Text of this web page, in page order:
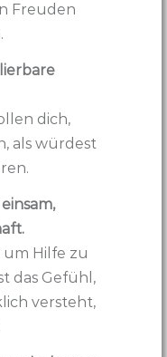
Freuden
dich,
als würdest
um Hilfe zu
das Gefühl,
versteht,